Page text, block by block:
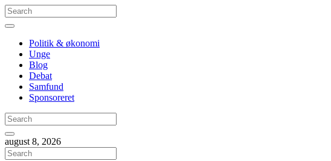
Politik & økonomi
Unge
Blog
Debat
Samfund
Sponsoreret
august 8, 2026